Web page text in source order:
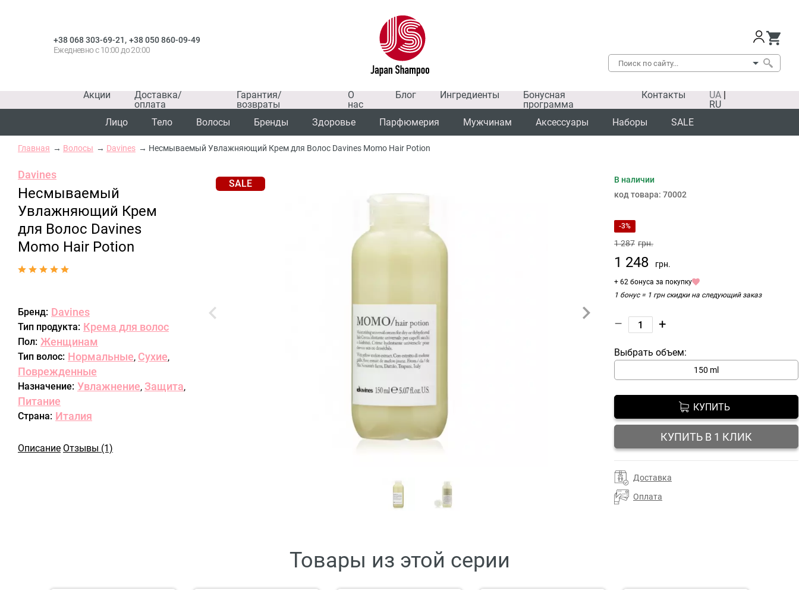
+38 068 303-69-21, +38 050 860-09-49
Ежедневно с 10:00 до 20:00
Акции
Доставка/
оплата
Гарантия/
возвраты
О
нас
Блог Ингредиенты
Бонусная
программа
Контакты UA |
RU
Лицо
Тело Волосы Бренды Здоровье Парфюмерия Мужчинам Аксессуары Наборы SALE
Главная Волосы Davines Несмываемый Увлажняющий Крем для Волос Davines Momo Hair Potion
Davines
Несмываемый
Увлажняющий Крем
для Волос Davines
Momo Hair Potion
Бренд: Davines
Тип продукта: Крема для волос
Пол: Женщинам
Тип волос: Нормальные, Сухие,
Поврежденные
Назначение: Увлажнение, Защита,
Питание
Страна: Италия
Описание Отзывы (1)
SALE SALE
В наличии
код товара: 70002
-3%
1 287 грн.
1 248 грн.
+ 62 бонуса за покупку
1 бонус = 1 грн скидки на следующий заказ
– +
Выбрать объем:
150 ml
КУПИТЬ
КУПИТЬ В 1 КЛИК
Доставка
Оплата
Товары из этой серии